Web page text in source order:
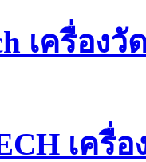
เครื่อง
เครื่